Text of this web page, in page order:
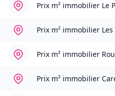
Prix m² immobilier Le
Prix m² immobilier
Prix m² immobilier
Prix m² immobilier